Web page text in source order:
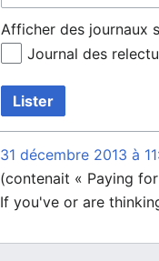
Afficher des journaux
Journal des
Lister
31 décembre 2013 à
(contenait « Paying
If you've or are